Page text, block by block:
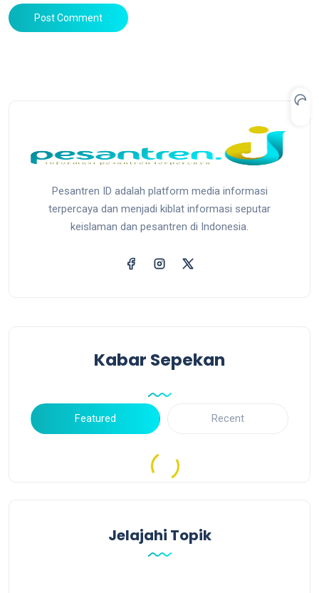
Post Comment
Pesantren ID adalah platform media informasi
terpercaya dan menjadi kiblat informasi seputar
keislaman dan pesantren di Indonesia.
Kabar Sepekan
Featured Recent
Jelajahi Topik